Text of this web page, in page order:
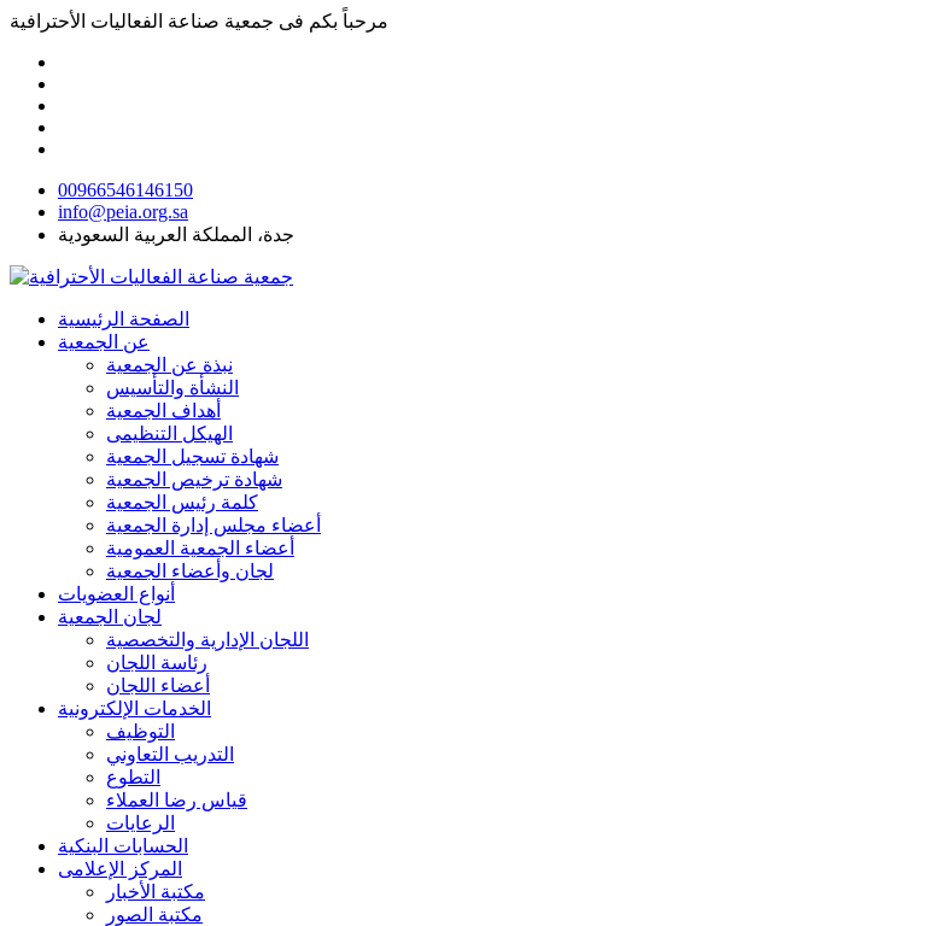
مرحباً بكم فى جمعية صناعة الفعاليات الأحترافية
00966546146150
info@peia.org.sa
جدة، المملكة العربية السعودية
الصفحة الرئيسية
عن الجمعية
نبذة عن الجمعية
النشأة والتأسيس
أهداف الجمعية
الهيكل التنظيمى
شهادة تسجيل الجمعية
شهادة ترخيص الجمعية
كلمة رئيس الجمعية
أعضاء مجلس إدارة الجمعية
أعضاء الجمعية العمومية
لجان وأعضاء الجمعية
أنواع العضويات
لجان الجمعية
اللجان الإدارية والتخصصية
رئاسة اللجان
أعضاء اللجان
الخدمات الإلكترونية
التوظيف
التدريب التعاوني
التطوع
قياس رضا العملاء
الرعايات
الحسابات البنكية
المركز الإعلامى
مكتبة الأخبار
مكتبة الصور